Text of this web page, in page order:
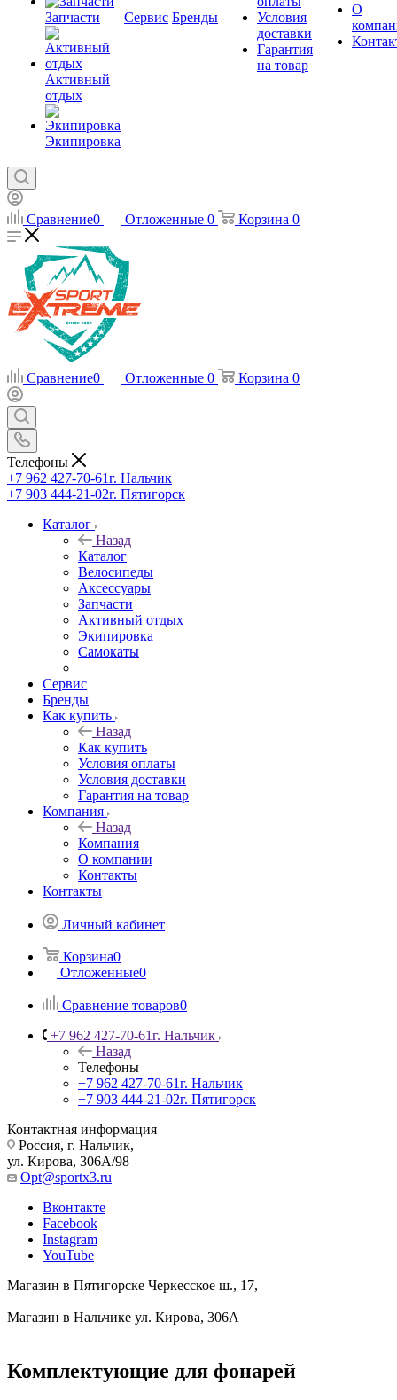
Запчасти
Активный
отдых
Экипировка
Сервис Бренды
Условия
доставки
Гарантия
на товар
О
Сравнение0 Отложенные 0 Корзина 0
Сравнение0 Отложенные 0 Корзина 0
Телефоны
+7 962 427-70-61г. Нальчик
+7 903 444-21-02г. Пятигорск
Каталог
Назад
Каталог
Велосипеды
Аксессуары
Запчасти
Активный отдых
Экипировка
Самокаты
Сервис
Бренды
Как купить
Назад
Как купить
Условия оплаты
Условия доставки
Гарантия на товар
Компания
Назад
Компания
О компании
Контакты
Контакты
Личный кабинет
Корзина0
Отложенные0
Сравнение товаров0
+7 962 427-70-61г. Нальчик
Назад
Телефоны
+7 962 427-70-61г. Нальчик
+7 903 444-21-02г. Пятигорск
Контактная информация
Россия, г. Нальчик,
ул. Кирова, 306А/98
Opt@sportx3.ru
Вконтакте
Facebook
Instagram
YouTube
Магазин в Пятигорске Черкесское ш., 17,
Магазин в Нальчике ул. Кирова, 306А
Комплектующие для фонарей